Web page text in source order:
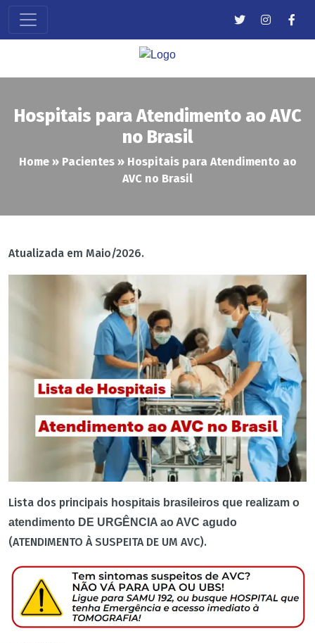
Hospitais para Atendimento ao AVC
no Brasil
Home» Pacientes» Hospitais para Atendimento ao
AVC no Brasil
Atualizada em Maio/2026.
Lista dos principais hospitais brasileiros que realizam o
atendimento DE URGÊNCIA ao AVC agudo
(ATENDIMENTO À SUSPEITA DE UM AVC).